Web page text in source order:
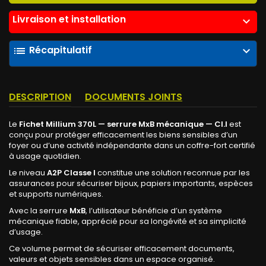
Livraison et installation expand_more
list Récapitulatif expand_more
DESCRIPTION DOCUMENTS JOINTS
Le Fichet Millium 370L — serrure MxB mécanique — Cl.I est
conçu pour protéger efficacement les biens sensibles d’un
foyer ou d’une activité indépendante dans un coffre-fort certifié
à usage quotidien.
Le niveau A2P Classe I constitue une solution reconnue par les
assurances pour sécuriser bijoux, papiers importants, espèces
et supports numériques.
Avec la serrure MxB, l’utilisateur bénéficie d’un système
mécanique fiable, apprécié pour sa longévité et sa simplicité
d’usage.
Ce volume permet de sécuriser efficacement documents,
valeurs et objets sensibles dans un espace organisé.